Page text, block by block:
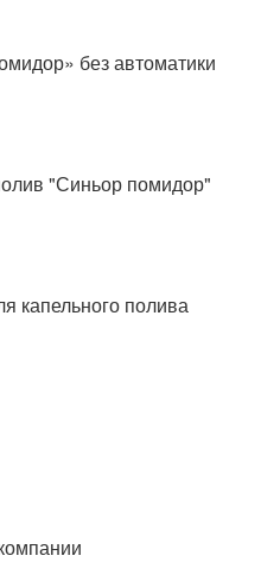
без автоматики
"Синьор помидор"
капельного полива